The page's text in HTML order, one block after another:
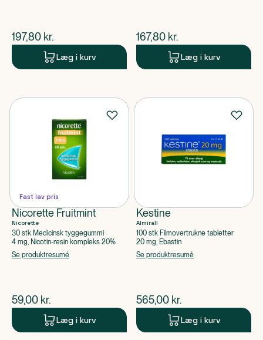
$nuværende pris
197,80 kr.
Læg i kurv
$nuværende pris
167,80 kr.
Læg i kurv
Fast lav pris
Nicorette Fruitmint
Nicorette
30 stk Medicinsk tyggegummi
4 mg, Nicotin-resin kompleks 20%
Se produktresumé
$nuværende pris
59,00 kr.
Læg i kurv
Kestine
Almirall
100 stk Filmovertrukne tabletter
20 mg, Ebastin
Se produktresumé
$nuværende pris
565,00 kr.
Læg i kurv